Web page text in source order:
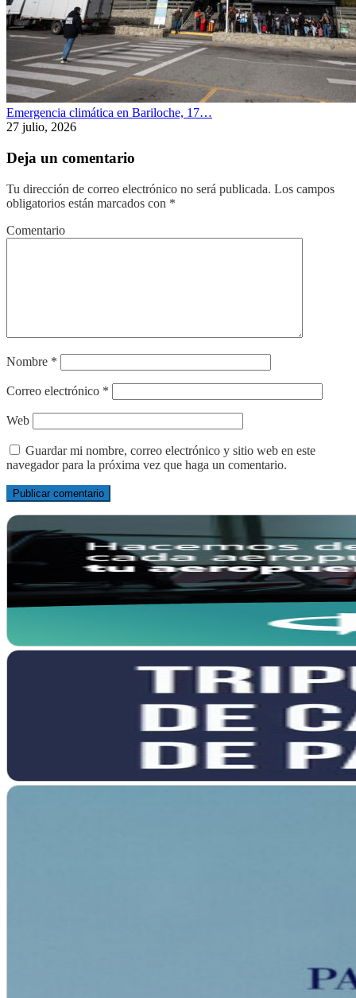
Emergencia climática en Bariloche, 17…
27 julio, 2026
Deja un comentario
Tu dirección de correo electrónico no será publicada. Los campos
obligatorios están marcados con *
Comentario
Nombre *
Correo electrónico *
Web
Guardar mi nombre, correo electrónico y sitio web en este
navegador para la próxima vez que haga un comentario.